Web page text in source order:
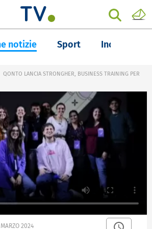
notizie Sport Inchieste
QONTO LANCIA STRONGHER, BUSINESS TRAINING PER
2024